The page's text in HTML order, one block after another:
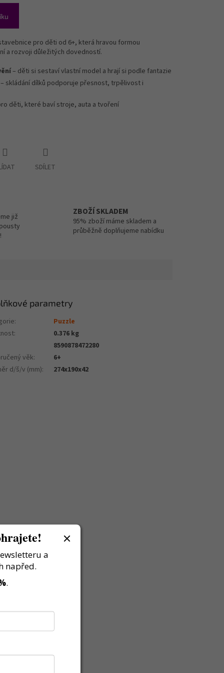
pro děti od 6+, která hravou formou
a rozvoji důležitých dovedností.
– děti si sestaví vlastní model a hrají si podle fantazie
– skládání dílků podporuje přesnost, trpělivost i
děti, které baví stroje, auta a tvoření
SDÍLET
již
ZBOŽÍ SKLADEM
95% zboží máme skladem a
průběžně doplňujeme nabídku
parametry
:
Puzzle
:
0.376 kg
8590878472280
věk:
6+
d/š/v (mm): 274x190x42
a
napřed.
.